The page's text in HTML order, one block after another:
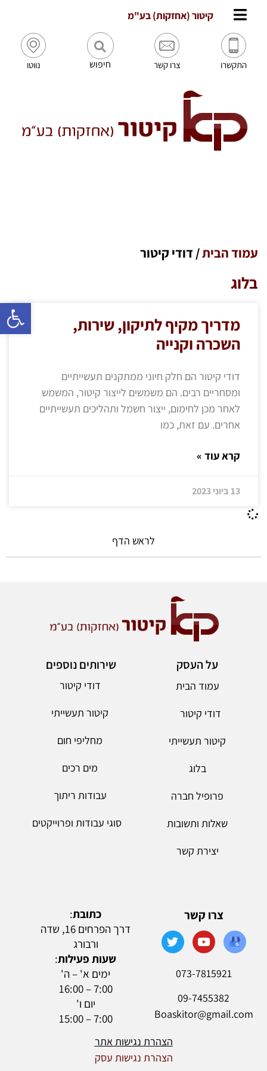
לתוכן
קיטור (אחזקות) בע"מ
התקשרו צרו קשר חיפוש נווטו
עמוד הבית/ דודי קיטור
בלוג
מדריך מקיף לתיקון, שירות,
השכרה וקנייה
דודי קיטור הם חלק חיוני ממתקנים תעשייתיים
ומסחריים רבים. הם משמשים לייצור קיטור, המשמש
לאחר מכן לחימום, ייצור חשמל ותהליכים תעשייתיים
אחרים. עם זאת, כמו
קרא עוד »
13 ביוני 2023
לראש הדף
שירותים נוספים
דודי קיטור
קיטור תעשייתי
מחליפי חום
מים רכים
עבודות ריתוך
סוגי עבודות ופרוייקטים
על העסק
עמוד הבית
דודי קיטור
קיטור תעשייתי
בלוג
פרופיל חברה
שאלות ותשובות
יצירת קשר
כתובת:
דרך הפרחים 16, שדה
ורבורג
שעות פעילות:
ימים א' – ה'
7:00 – 16:00
יום ו'
7:00 – 15:00
צרו קשר
073-7815921
09-7455382
Boaskitor@gmail.com
הצהרת נגישות אתר
הצהרת נגישות עסק